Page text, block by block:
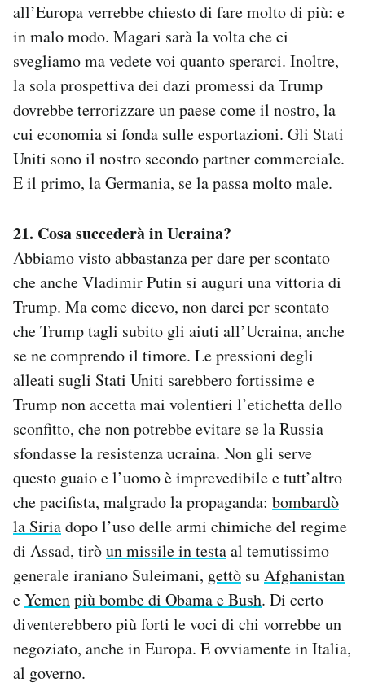
all’Europa verrebbe chiesto di fare molto di più: e
in malo modo. Magari sarà la volta che ci
svegliamo ma vedete voi quanto sperarci. Inoltre,
la sola prospettiva dei dazi promessi da Trump
dovrebbe terrorizzare un paese come il nostro, la
cui economia si fonda sulle esportazioni. Gli Stati
Uniti sono il nostro secondo partner commerciale.
E il primo, la Germania, se la passa molto male.
21. Cosa succederà in Ucraina?
Abbiamo visto abbastanza per dare per scontato
che anche Vladimir Putin si auguri una vittoria di
Trump. Ma come dicevo, non darei per scontato
che Trump tagli subito gli aiuti all’Ucraina, anche
se ne comprendo il timore. Le pressioni degli
alleati sugli Stati Uniti sarebbero fortissime e
Trump non accetta mai volentieri l’etichetta dello
sconfitto, che non potrebbe evitare se la Russia
sfondasse la resistenza ucraina. Non gli serve
questo guaio e l’uomo è imprevedibile e tutt’altro
che pacifista, malgrado la propaganda: bombardò
la Siriadopo l’uso delle armi chimiche del regime
di Assad, tiròun missile in testaal temutissimo
generale iraniano Suleimani, gettò suAfghanistan
eYemenpiù bombe di Obama e Bush. Di certo
diventerebbero più forti le voci di chi vorrebbe un
negoziato, anche in Europa. E ovviamente in Italia,
al governo.